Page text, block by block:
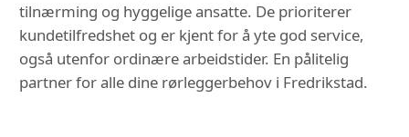
tilnærming og hyggelige ansatte. De prioriterer
kundetilfredshet og er kjent for å yte god service,
også utenfor ordinære arbeidstider. En pålitelig
partner for alle dine rørleggerbehov i Fredrikstad.